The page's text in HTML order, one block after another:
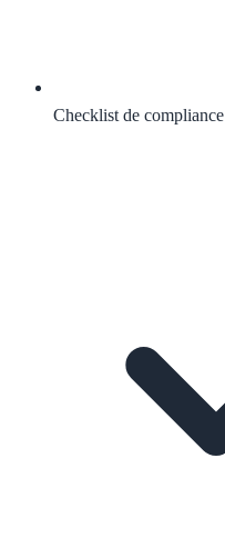
Checklist de compliance